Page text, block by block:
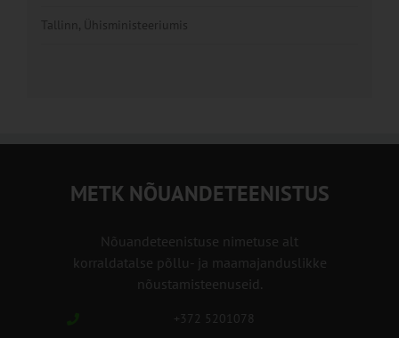
Tallinn, Ühisministeeriumis
METK NÕUANDETEENISTUS
Nõuandeteenistuse nimetuse alt
korraldatalse põllu- ja maamajanduslikke
nõustamisteenuseid.
+372 5201078